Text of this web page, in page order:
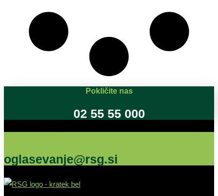
Pokličite nas
02 55 55 000
oglasevanje@rsg.si